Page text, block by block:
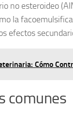
no esteroideo
la
efectos
Cómo
comunes